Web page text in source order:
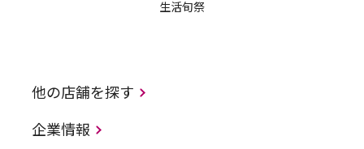
生活旬祭
他の店舗を探す
企業情報